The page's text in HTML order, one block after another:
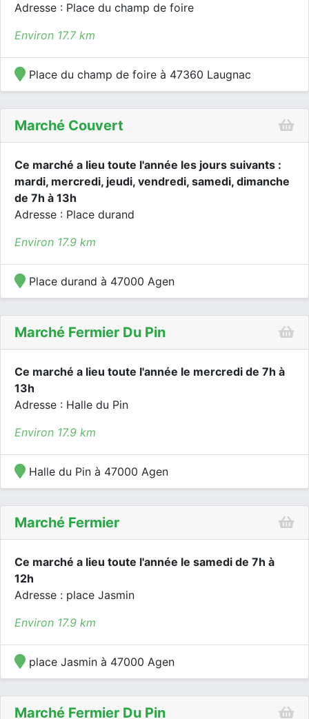
Adresse : Place du champ de foire
Environ 17.7 km
Place du champ de foire à 47360 Laugnac
Marché Couvert
Ce marché a lieu toute l'année les jours suivants :
mardi, mercredi, jeudi, vendredi, samedi, dimanche
de 7h à 13h
Adresse : Place durand
Environ 17.9 km
Place durand à 47000 Agen
Marché Fermier Du Pin
Ce marché a lieu toute l'année le mercredi de 7h à
13h
Adresse : Halle du Pin
Environ 17.9 km
Halle du Pin à 47000 Agen
Marché Fermier
Ce marché a lieu toute l'année le samedi de 7h à
12h
Adresse : place Jasmin
Environ 17.9 km
place Jasmin à 47000 Agen
Marché Fermier Du Pin